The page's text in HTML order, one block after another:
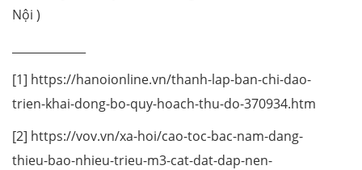
Nội )
[1] https://hanoionline.vn/thanh-lap-ban-chi-dao-
trien-khai-dong-bo-quy-hoach-thu-do-370934.htm
[2] https://vov.vn/xa-hoi/cao-toc-bac-nam-dang-
thieu-bao-nhieu-trieu-m3-cat-dat-dap-nen-